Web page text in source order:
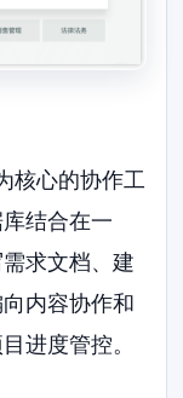
核心的协作工
结合在一
求文档、建
内容协作和
进度管控。